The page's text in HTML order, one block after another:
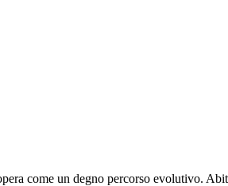
come un degno percorso evolutivo.